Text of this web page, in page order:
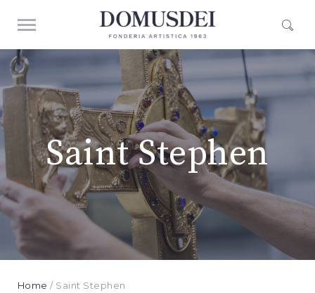
Saint Stephen
Home / Saint Stephen